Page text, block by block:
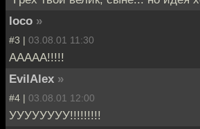
loco »
#3 | 03.08.01 11:30
ААААА!!!!!
EvilAlex »
#4 | 03.08.01 12:00
УУУУУУУУ!!!!!!!!!